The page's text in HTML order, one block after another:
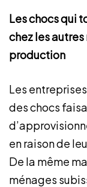
Les chocs qui
chez les
production
Les
des chocs
en raison de
De la même
ménages